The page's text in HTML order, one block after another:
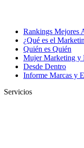
Rankings Mejores
¿Qué es el
Quién es Quién
Mujer Marketing y
Desde Dentro
Informe Marcas y
Servicios